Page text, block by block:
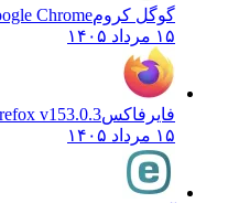
گوگل کرومChrome
۱۵ مرداد ۱۴۰۵
فایرفاکسv153.0.3
۱۵ مرداد ۱۴۰۵